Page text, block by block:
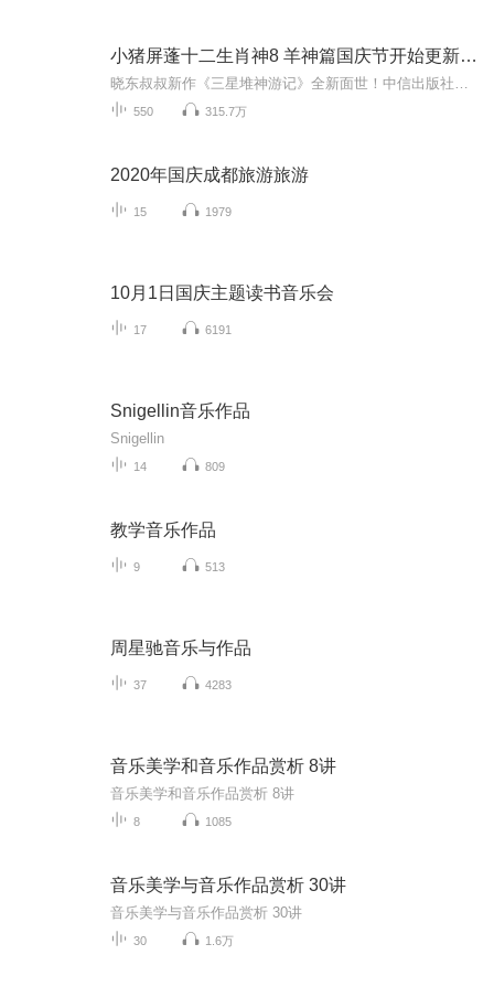
小猪屏蓬十二生肖神8 羊神篇国庆节开始更新啦！
550 315.7万
2020年国庆成都旅游旅游
15 1979
10月1日国庆主题读书音乐会
17 6191
Snigellin音乐作品
Snigellin
14 809
教学音乐作品
9 513
周星驰音乐与作品
37 4283
音乐美学和音乐作品赏析 8讲
音乐美学和音乐作品赏析 8讲
8 1085
音乐美学与音乐作品赏析 30讲
音乐美学与音乐作品赏析 30讲
30 1.6万